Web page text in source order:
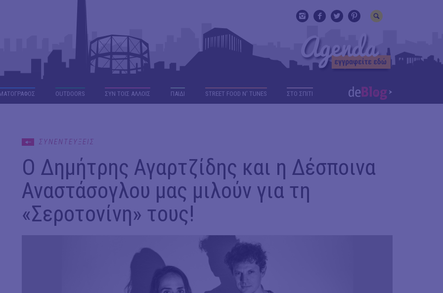
OUTDΟORS ΣΥΝ ΤΟΙΣ ΑΛΛΟΙΣ ΠΑΙΔΙ STREET FOOD N' TUNES ΣΤΟ ΣΠΙΤΙ
ΣΥΝΕΝΤΕΥΞΕΙΣ
Ο Δημήτρης Αγαρτζίδης και η Δέσποινα
Αναστάσογλου μας μιλούν για τη
«Σεροτονίνη» τους!